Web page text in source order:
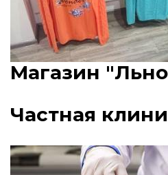
Магазин
Частная